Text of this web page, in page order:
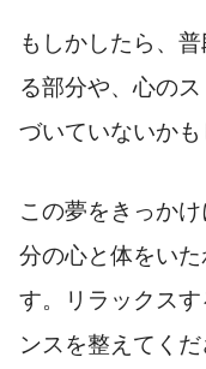
もしかしたら、
る部分や、心の
づいていないかも
この夢をきっか
分の心と体をい
す。リラックス
ンスを整えてくだ